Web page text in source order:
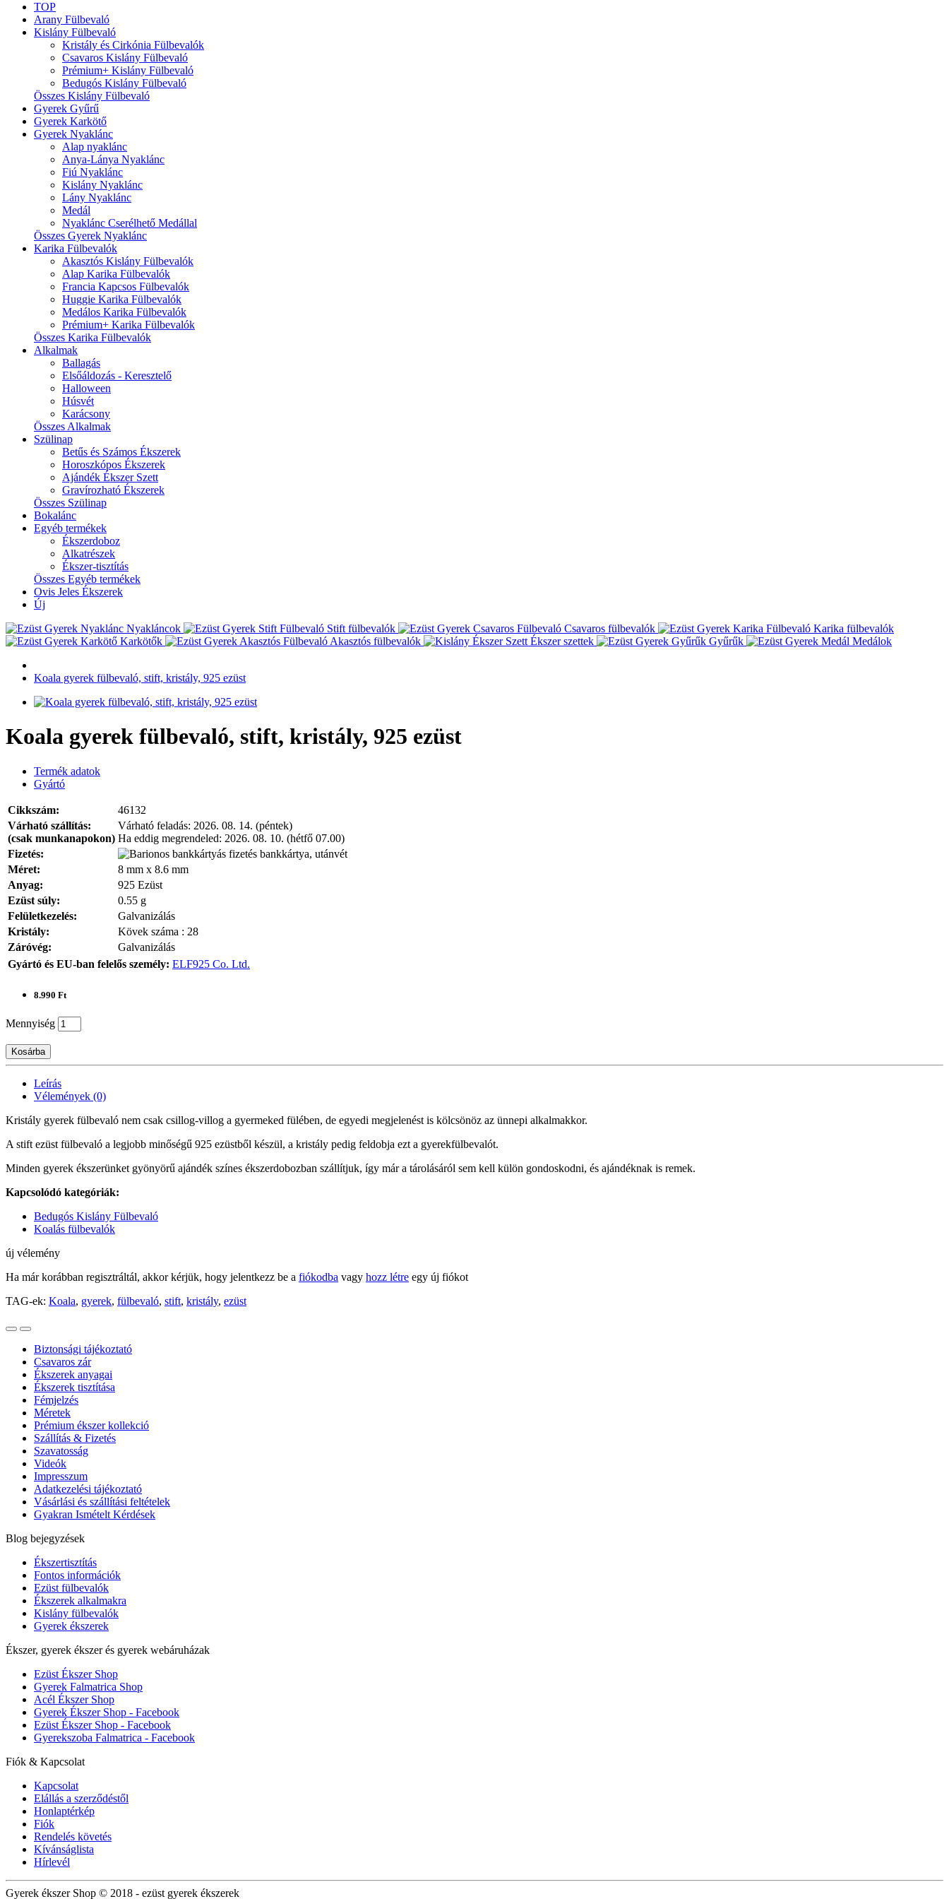
TOP
Arany Fülbevaló
Kislány Fülbevaló
Kristály és Cirkónia Fülbevalók
Csavaros Kislány Fülbevaló
Prémium+ Kislány Fülbevaló
Bedugós Kislány Fülbevaló
Összes Kislány Fülbevaló
Gyerek Gyűrű
Gyerek Karkötő
Gyerek Nyaklánc
Alap nyaklánc
Anya-Lánya Nyaklánc
Fiú Nyaklánc
Kislány Nyaklánc
Lány Nyaklánc
Medál
Nyaklánc Cserélhető Medállal
Összes Gyerek Nyaklánc
Karika Fülbevalók
Akasztós Kislány Fülbevalók
Alap Karika Fülbevalók
Francia Kapcsos Fülbevalók
Huggie Karika Fülbevalók
Medálos Karika Fülbevalók
Prémium+ Karika Fülbevalók
Összes Karika Fülbevalók
Alkalmak
Ballagás
Elsőáldozás - Keresztelő
Halloween
Húsvét
Karácsony
Összes Alkalmak
Szülinap
Betűs és Számos Ékszerek
Horoszkópos Ékszerek
Ajándék Ékszer Szett
Gravírozható Ékszerek
Összes Szülinap
Bokalánc
Egyéb termékek
Ékszerdoboz
Alkatrészek
Ékszer-tisztítás
Összes Egyéb termékek
Ovis Jeles Ékszerek
Új
Nyakláncok
Stift fülbevalók Csavaros fülbevalók
Karika fülbevalók
Karkötők
Akasztós fülbevalók Ékszer szettek Gyűrűk Medálok
Koala gyerek fülbevaló, stift, kristály, 925 ezüst
Koala gyerek fülbevaló, stift, kristály, 925 ezüst
Termék adatok
Gyártó
Cikkszám:
46132
Várható szállítás:
(csak munkanapokon)
Várható feladás: 2026. 08. 14. (péntek)
Ha eddig megrendeled: 2026. 08. 10. (hétfő 07.00)
Fizetés:
bankkártya, utánvét
Méret:
8 mm x 8.6 mm
Anyag:
925 Ezüst
Ezüst súly:
0.55 g
Felületkezelés:
Galvanizálás
Kristály:
Kövek száma : 28
Záróvég:
Galvanizálás
Gyártó és EU-ban felelős személy: ELF925 Co. Ltd.
8.990 Ft
Mennyiség
Kosárba
Leírás
Vélemények (0)
Kristály gyerek fülbevaló nem csak csillog-villog a gyermeked fülében, de egyedi megjelenést is kölcsönöz az ünnepi alkalmakkor.
A stift ezüst fülbevaló a legjobb minőségű 925 ezüstből készül, a kristály pedig feldobja ezt a gyerekfülbevalót.
Minden gyerek ékszerünket gyönyörű ajándék színes ékszerdobozban szállítjuk, így már a tárolásáról sem kell külön gondoskodni, és ajándéknak is remek.
Kapcsolódó kategóriák:
Bedugós Kislány Fülbevaló
Koalás fülbevalók
új vélemény
Ha már korábban regisztráltál, akkor kérjük, hogy jelentkezz be a fiókodba vagy hozz létre egy új fiókot
TAG-ek: Koala, gyerek, fülbevaló, stift, kristály, ezüst
Biztonsági tájékoztató
Csavaros zár
Ékszerek anyagai
Ékszerek tisztítása
Fémjelzés
Méretek
Prémium ékszer kollekció
Szállítás & Fizetés
Szavatosság
Videók
Impresszum
Adatkezelési tájékoztató
Vásárlási és szállítási feltételek
Gyakran Ismételt Kérdések
Blog bejegyzések
Ékszertisztítás
Fontos információk
Ezüst fülbevalók
Ékszerek alkalmakra
Kislány fülbevalók
Gyerek ékszerek
Ékszer, gyerek ékszer és gyerek webáruházak
Ezüst Ékszer Shop
Gyerek Falmatrica Shop
Acél Ékszer Shop
Gyerek Ékszer Shop - Facebook
Ezüst Ékszer Shop - Facebook
Gyerekszoba Falmatrica - Facebook
Fiók & Kapcsolat
Kapcsolat
Elállás a szerződéstől
Honlaptérkép
Fiók
Rendelés követés
Kívánságlista
Hírlevél
Gyerek ékszer Shop © 2018 - ezüst gyerek ékszerek